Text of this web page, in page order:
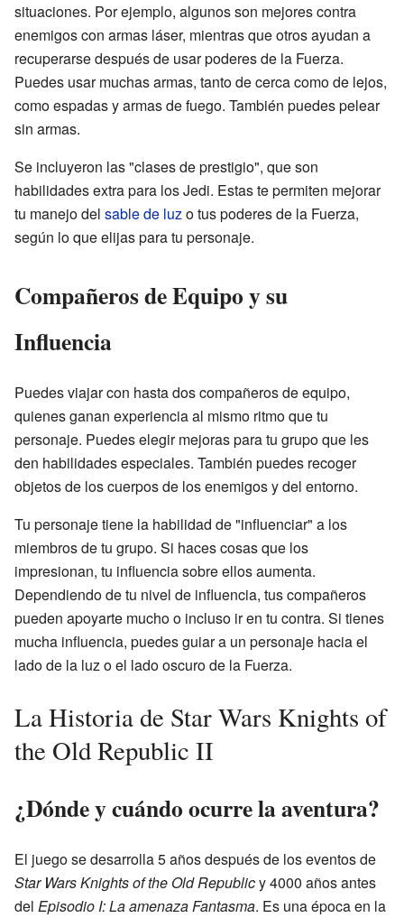
situaciones. Por ejemplo, algunos son mejores contra
enemigos con armas láser, mientras que otros ayudan a
recuperarse después de usar poderes de la Fuerza.
Puedes usar muchas armas, tanto de cerca como de lejos,
como espadas y armas de fuego. También puedes pelear
sin armas.
Se incluyeron las "clases de prestigio", que son
habilidades extra para los Jedi. Estas te permiten mejorar
tu manejo del sable de luzo tus poderes de la Fuerza,
según lo que elijas para tu personaje.
Compañeros de Equipo y su
Influencia
Puedes viajar con hasta dos compañeros de equipo,
quienes ganan experiencia al mismo ritmo que tu
personaje. Puedes elegir mejoras para tu grupo que les
den habilidades especiales. También puedes recoger
objetos de los cuerpos de los enemigos y del entorno.
Tu personaje tiene la habilidad de "influenciar" a los
miembros de tu grupo. Si haces cosas que los
impresionan, tu influencia sobre ellos aumenta.
Dependiendo de tu nivel de influencia, tus compañeros
pueden apoyarte mucho o incluso ir en tu contra. Si tienes
mucha influencia, puedes guiar a un personaje hacia el
lado de la luz o el lado oscuro de la Fuerza.
La Historia de Star Wars Knights of
the Old Republic II
¿Dónde y cuándo ocurre la aventura?
El juego se desarrolla 5 años después de los eventos de
Star Wars Knights of the Old Republicy 4000 años antes
del Episodio I: La amenaza Fantasma. Es una época en la